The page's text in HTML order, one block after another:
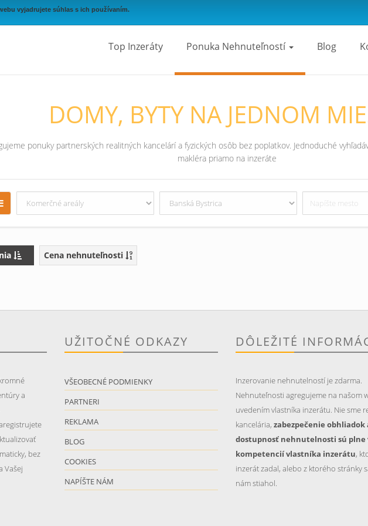
vyjadrujete súhlas s ich používaním.
Top Inzeráty Ponuka Nehnuteľností Blog
DOMY, BYTY NA JEDNOM
ponuky partnerských realitných kancelárí a fyzických osôb bez poplatkov. Jednoduché
makléra priamo na inzeráte
Cena nehnuteľnosti
a
bez
Vašej
UŽITOČNÉ ODKAZY
VŠEOBECNÉ PODMIENKY
PARTNERI
REKLAMA
BLOG
COOKIES
NAPÍŠTE NÁM
DÔLEŽITÉ
Inzerovanie nehnutelností je zdarma.
Nehnuteľnosti agregujeme na našom
uvedením vlastníka inzerátu. Nie sme
kancelária, zabezpečenie obhliadok
dostupnosť nehnutelnosti sú plne
kompetencií vlastníka inzerátu,
inzerát zadal, alebo z ktorého stránky
nám stiahol.